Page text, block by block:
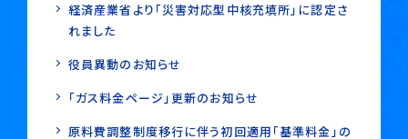
経済産業省より「災害対応型中核充填所」に認定さ
れました
役員異動のお知らせ
「ガス料金ページ」更新のお知らせ
原料費調整制度移行に伴う初回適用「基準料金」の